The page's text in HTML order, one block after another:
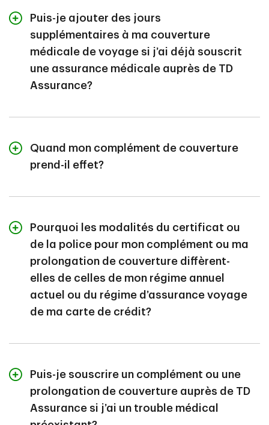
demande avant votre départ et respecter les
complément ou de prolongation de couverture, y
compris le paiement de la prime requise pour le
complément.
Composez le1-888-992-9162
Puis-je ajouter des jours
supplémentaires à ma couverture
médicale de voyage si j’ai déjà souscrit
une assurance médicale auprès de TD
Assurance?
auprès de TD Assurance et que votre voyage se
demander un complément de couverture avant ou
992-9162
pour commencer.
Quand mon complément de couverture
prend-il effet?
prendra effet à minuit à la date d’entrée en vigueur
que vous recevrez après avoir souscrit un
complément.
Pourquoi les modalités du certificat ou
de la police pour mon complément ou ma
prolongation de couverture diffèrent-
elles de celles de mon régime annuel
actuel ou du régime d’assurance voyage
de ma carte de crédit?
un régime distinct. Ainsi, il dispose de son propre
Votre complément auprès de TD Assurance peut offrir
des prestations différentes assujetties à des
Puis-je souscrire un complément ou une
prolongation de couverture auprès de TD
Assurance si j’ai un trouble médical